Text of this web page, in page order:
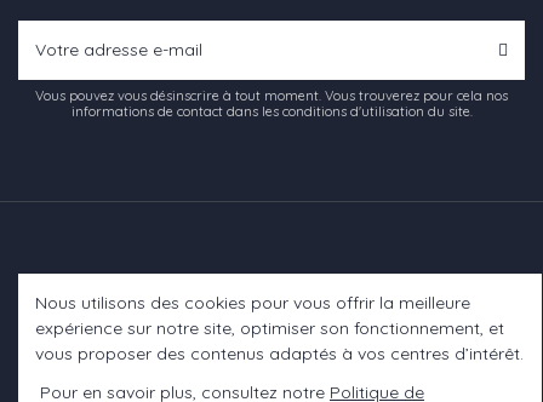
Vous pouvez vous désinscrire à tout moment. Vous trouverez pour cela nos
informations de contact dans les conditions d'utilisation du site.
Informations
Nous utilisons des cookies pour vous offrir la meilleure
expérience sur notre site, optimiser son fonctionnement, et
vous proposer des contenus adaptés à vos centres d’intérêt.
Pour en savoir plus, consultez notre Politique de